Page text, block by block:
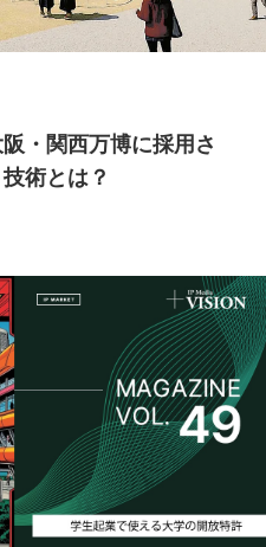
・関西万博に採用さ
術とは？